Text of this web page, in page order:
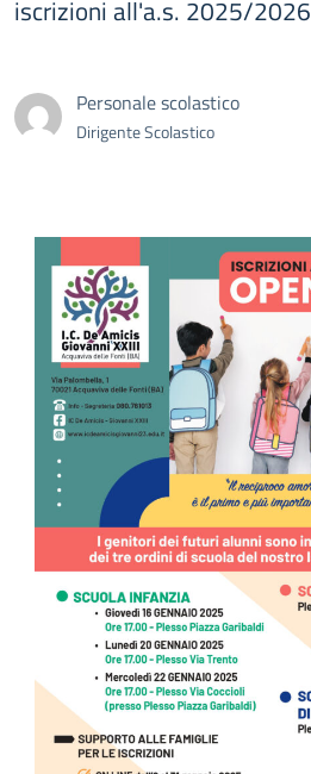
iscrizioni all'a.s. 2025/2026
Personale scolastico
Dirigente Scolastico